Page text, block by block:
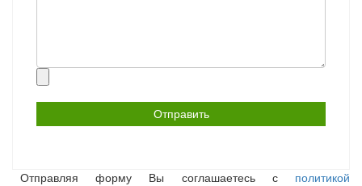
Отправляя форму Вы соглашаетесь с политикой